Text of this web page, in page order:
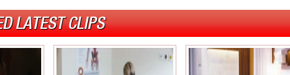
LATEST CLIPS